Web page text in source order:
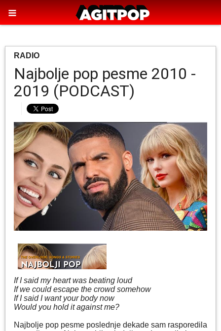
RADIO
Najbolje pop pesme 2010 -
2019 (PODCAST)
If I said my heart was beating loud
If we could escape the crowd somehow
If I said I want your body now
Would you hold it against me?
Najbolje pop pesme poslednje dekade sam rasporedila